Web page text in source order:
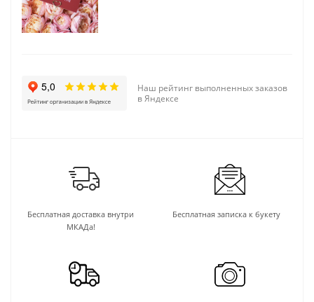
Наш рейтинг выполненных заказов
в Яндексе
Бесплатная доставка внутри
МКАДа!
Бесплатная записка к букету